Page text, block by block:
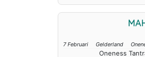
7 Februari Gelderland
Oneness